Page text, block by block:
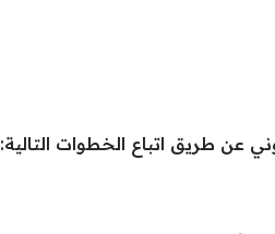
طريق اتباع الخطوات التالية: